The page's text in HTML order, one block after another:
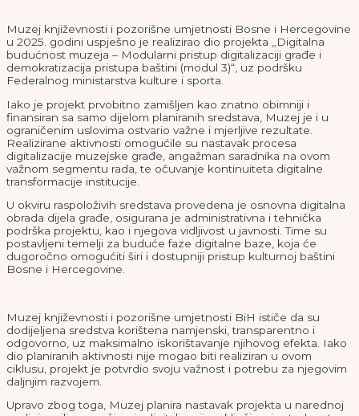
Muzej književnosti i pozorišne umjetnosti Bosne i Hercegovine
u 2025. godini uspješno je realizirao dio projekta „Digitalna
budućnost muzeja – Modularni pristup digitalizaciji građe i
demokratizacija pristupa baštini (modul 3)“, uz podršku
Federalnog ministarstva kulture i sporta.
Iako je projekt prvobitno zamišljen kao znatno obimniji i
finansiran sa samo dijelom planiranih sredstava, Muzej je i u
ograničenim uslovima ostvario važne i mjerljive rezultate.
Realizirane aktivnosti omogućile su nastavak procesa
digitalizacije muzejske građe, angažman saradnika na ovom
važnom segmentu rada, te očuvanje kontinuiteta digitalne
transformacije institucije.
U okviru raspoloživih sredstava provedena je osnovna digitalna
obrada dijela građe, osigurana je administrativna i tehnička
podrška projektu, kao i njegova vidljivost u javnosti. Time su
postavljeni temelji za buduće faze digitalne baze, koja će
dugoročno omogućiti širi i dostupniji pristup kulturnoj baštini
Bosne i Hercegovine.
Muzej književnosti i pozorišne umjetnosti BiH ističe da su
dodijeljena sredstva korištena namjenski, transparentno i
odgovorno, uz maksimalno iskorištavanje njihovog efekta. Iako
dio planiranih aktivnosti nije mogao biti realiziran u ovom
ciklusu, projekt je potvrdio svoju važnost i potrebu za njegovim
daljnjim razvojem.
Upravo zbog toga, Muzej planira nastavak projekta u narednoj